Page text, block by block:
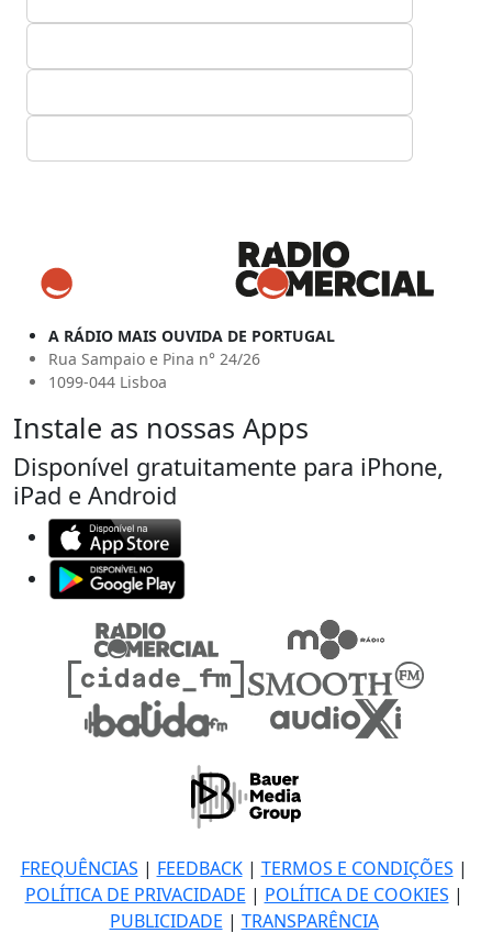
A RÁDIO MAIS OUVIDA DE PORTUGAL
Rua Sampaio e Pina n° 24/26
1099-044 Lisboa
Instale as nossas Apps
Disponível gratuitamente para iPhone,
iPad e Android
FREQUÊNCIAS | FEEDBACK| TERMOS E CONDIÇÕES |
POLÍTICA DE PRIVACIDADE | POLÍTICA DE COOKIES |
PUBLICIDADE | TRANSPARÊNCIA